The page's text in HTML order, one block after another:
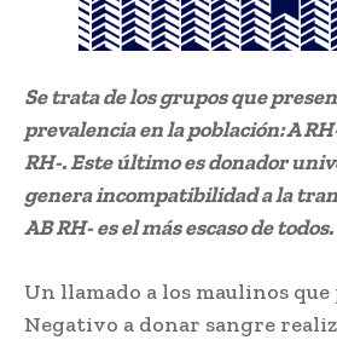
Se trata de los grupos que
prevalencia en la población: A
RH-. Este último es donador
genera incompatibilidad a la
AB RH- es el más escaso de todos.
Un llamado a los maulinos
Negativo a donar sangre